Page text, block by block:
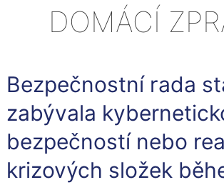
DOMÁCÍ
Bezpečnostní rada
zabývala
bezpečností nebo
krizových složek